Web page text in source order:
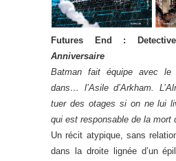
Futures End :
Anniversaire
Batman fait équipe avec le
dans… l’Asile d’Arkham.
tuer des otages si on ne lui
qui est responsable de la mort
Un récit atypique, sans
dans la droite lignée d’un